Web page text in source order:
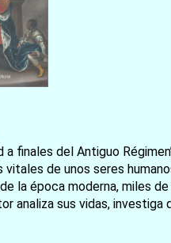
a finales del Antiguo
vitales de unos seres
la época moderna, miles
analiza sus vidas,